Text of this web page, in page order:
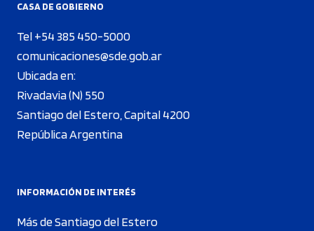
CASA DE GOBIERNO
Tel +54 385 450-5000
comunicaciones@sde.gob.ar
Ubicada en:
Rivadavia (N) 550
Santiago del Estero, Capital 4200
República Argentina
INFORMACIÓN DE INTERÉS
Más de Santiago del Estero